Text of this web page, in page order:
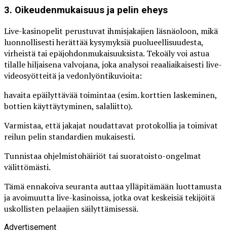
3. Oikeudenmukaisuus ja pelin eheys
Live-kasinopelit perustuvat ihmisjakajien läsnäoloon, mikä
luonnollisesti herättää kysymyksiä puolueellisuudesta,
virheistä tai epäjohdonmukaisuuksista. Tekoäly voi astua
tilalle hiljaisena valvojana, joka analysoi reaaliaikaisesti live-
videosyötteitä ja vedonlyöntikuvioita:
havaita epäilyttävää toimintaa (esim. korttien laskeminen,
bottien käyttäytyminen, salaliitto).
Varmistaa, että jakajat noudattavat protokollia ja toimivat
reilun pelin standardien mukaisesti.
Tunnistaa ohjelmistohäiriöt tai suoratoisto-ongelmat
välittömästi.
Tämä ennakoiva seuranta auttaa ylläpitämään luottamusta
ja avoimuutta live-kasinoissa, jotka ovat keskeisiä tekijöitä
uskollisten pelaajien säilyttämisessä.
Advertisement